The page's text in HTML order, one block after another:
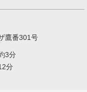
鷹番301号
3分
分